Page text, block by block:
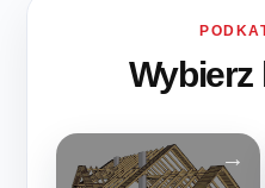
Wybierz